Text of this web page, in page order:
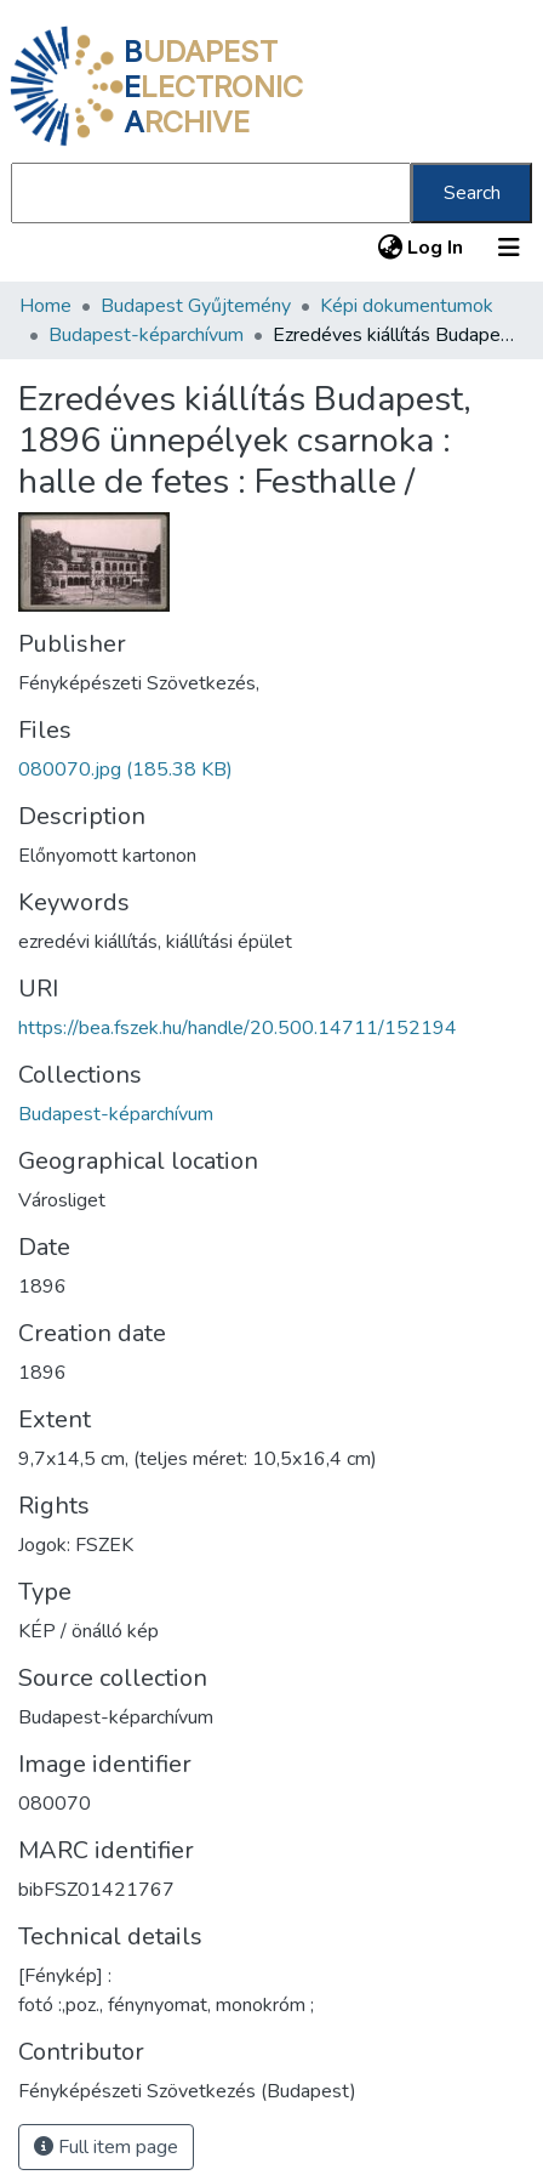
BUDAPEST
ELECTRONIC
ARCHIVE
Search
Log In (current)
Communities & Collections
Statistics
About us
Home Budapest Gyűjtemény
Képi dokumentumok
Budapest-képarchívum
Ezredéves kiállítás Budapest, 1896 ünnepélyek csarnoka : halle de fetes : Festhalle /
Ezredéves kiállítás Budapest,
1896 ünnepélyek csarnoka :
halle de fetes : Festhalle /
Publisher
Fényképészeti Szövetkezés,
Files
080070.jpg (185.38 KB)
Description
Előnyomott kartonon
Keywords
ezredévi kiállítás, kiállítási épület
URI
https://bea.fszek.hu/handle/20.500.14711/152194
Collections
Budapest-képarchívum
Geographical location
Városliget
Date
1896
Creation date
1896
Extent
9,7x14,5 cm, (teljes méret: 10,5x16,4 cm)
Rights
Jogok: FSZEK
Type
KÉP / önálló kép
Source collection
Budapest-képarchívum
Image identifier
080070
MARC identifier
bibFSZ01421767
Technical details
[Fénykép] :
fotó :,poz., fénynyomat, monokróm ;
Contributor
Fényképészeti Szövetkezés (Budapest)
Full item page